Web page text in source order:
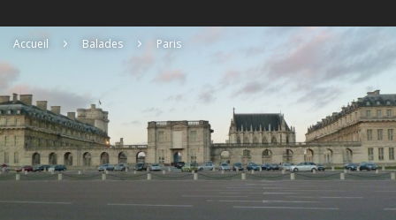
Accueil Balades Paris